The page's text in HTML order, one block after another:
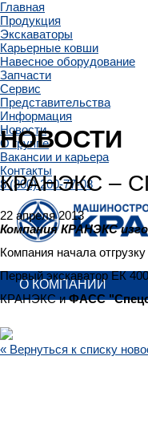
Главная
Продукция
Экскаваторы
Карьерные ковши
Навесное оборудование
Запчасти
Сервис
Представительства
Информация
Новости
О группе
Вакансии и карьера
Контакты
8 (800) 200-77-08
О КОМПАНИИ
НОВОСТИ
КРАНЭКС –
22 апреля 2013
Компания КРАНЭКС
Компания начала
Первый экскаватор ЕК
КРАНЭКС иФАСС
« Вернуться к списку